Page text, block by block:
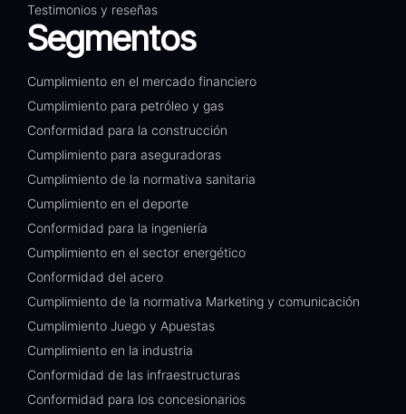
Testimonios y reseñas
Segmentos
Cumplimiento en el mercado financiero
Cumplimiento para petróleo y gas
Conformidad para la construcción
Cumplimiento para aseguradoras
Cumplimiento de la normativa sanitaria
Cumplimiento en el deporte
Conformidad para la ingeniería
Cumplimiento en el sector energético
Conformidad del acero
Cumplimiento de la normativa Marketing y comunicación
Cumplimiento Juego y Apuestas
Cumplimiento en la industria
Conformidad de las infraestructuras
Conformidad para los concesionarios